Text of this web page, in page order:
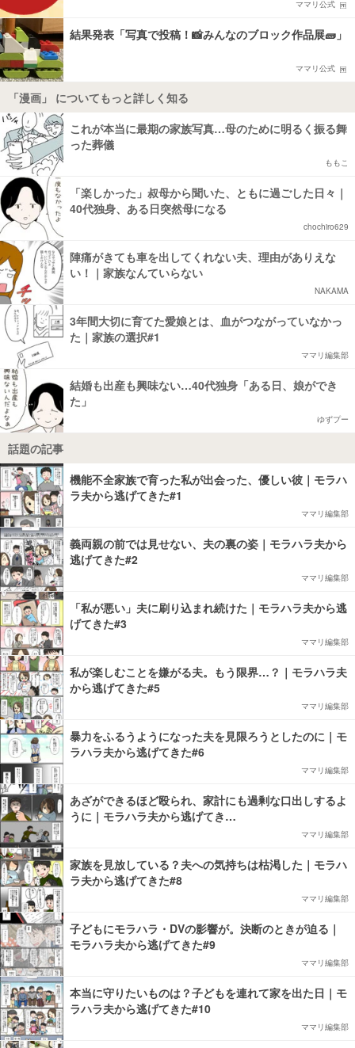
ママリ公式
結果発表「写真で投稿！📸みんなのブロック作品展🧱」
ママリ公式
「漫画」 についてもっと詳しく知る
これが本当に最期の家族写真…母のために明るく振る舞
った葬儀
ももこ
「楽しかった」叔母から聞いた、ともに過ごした日々｜
40代独身、ある日突然母になる
chochiro629
陣痛がきても車を出してくれない夫、理由がありえな
い！｜家族なんていらない
NAKAMA
3年間大切に育てた愛娘とは、血がつながっていなかっ
た｜家族の選択#1
ママリ編集部
結婚も出産も興味ない…40代独身「ある日、娘ができ
た」
ゆずプー
話題の記事
機能不全家族で育った私が出会った、優しい彼｜モラハ
ラ夫から逃げてきた#1
ママリ編集部
義両親の前では見せない、夫の裏の姿｜モラハラ夫から
逃げてきた#2
ママリ編集部
「私が悪い」夫に刷り込まれ続けた｜モラハラ夫から逃
げてきた#3
ママリ編集部
私が楽しむことを嫌がる夫。もう限界…？｜モラハラ夫
から逃げてきた#5
ママリ編集部
暴力をふるうようになった夫を見限ろうとしたのに｜モ
ラハラ夫から逃げてきた#6
ママリ編集部
あざができるほど殴られ、家計にも過剰な口出しするよ
うに｜モラハラ夫から逃げてき…
ママリ編集部
家族を見放している？夫への気持ちは枯渇した｜モラハ
ラ夫から逃げてきた#8
ママリ編集部
子どもにモラハラ・DVの影響が。決断のときが迫る｜
モラハラ夫から逃げてきた#9
ママリ編集部
本当に守りたいものは？子どもを連れて家を出た日｜モ
ラハラ夫から逃げてきた#10
ママリ編集部